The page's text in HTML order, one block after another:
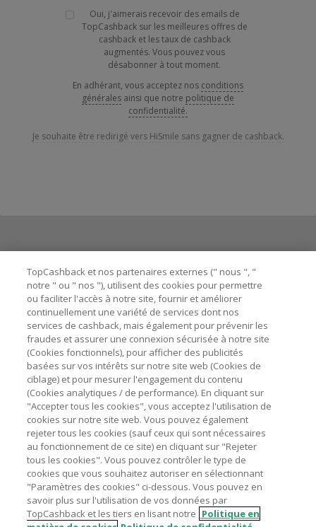
Oui, j'aimerais recevoir des emails de
TopCashback sur les meilleures offres de
cashback et les taux de cashback
augmentés. Vous pouvez vous
désabonner à tout moment.
En adhérant, vous acceptez nos conditions
générales ainsi que notre politique de
confidentialité.
Je souhaite être redirigé vers HiSmile sans gagner de cashback.
Besoin d'aide ?
Astuces pour économiser
A propos de
Contactez-nous
Mentions légales
Nos sites UK US CN JP DE AU
TopCashback et nos partenaires externes (" nous ", "
notre " ou " nos "), utilisent des cookies pour permettre
ou faciliter l'accès à notre site, fournir et améliorer
continuellement une variété de services dont nos
services de cashback, mais également pour prévenir les
fraudes et assurer une connexion sécurisée à notre site
(Cookies fonctionnels), pour afficher des publicités
basées sur vos intérêts sur notre site web (Cookies de
ciblage) et pour mesurer l'engagement du contenu
(Cookies analytiques / de performance). En cliquant sur
"Accepter tous les cookies", vous acceptez l'utilisation de
cookies sur notre site web. Vous pouvez également
rejeter tous les cookies (sauf ceux qui sont nécessaires
au fonctionnement de ce site) en cliquant sur "Rejeter
tous les cookies". Vous pouvez contrôler le type de
cookies que vous souhaitez autoriser en sélectionnant
"Paramètres des cookies" ci-dessous. Vous pouvez en
savoir plus sur l'utilisation de vos données par
TopCashback et les tiers en lisant notre Politique en